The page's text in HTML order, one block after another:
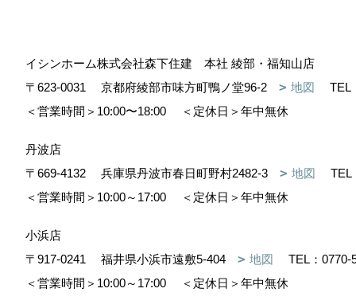
イシンホーム株式会社森下住建 本社 綾部・福知山店
〒623-0031
京都府綾部市味方町鴨ノ堂96-2 地図
TEL
＜営業時間＞10:00〜18:00
＜定休日＞年中無休
丹波店
〒669-4132
兵庫県丹波市春日町野村2482-3 地図
TEL
＜営業時間＞10:00～17:00
＜定休日＞年中無休
小浜店
〒917-0241
福井県小浜市遠敷5-404 地図 TEL： 0770-
＜営業時間＞10:00～17:00
＜定休日＞年中無休